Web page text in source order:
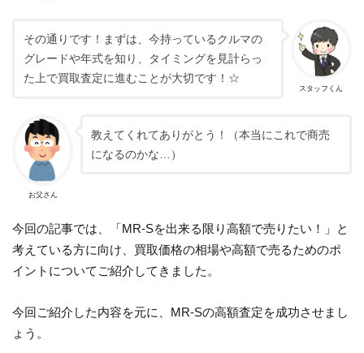
スタッフくん
その通りです！まずは、今持っているクルマの
グレードや年式を知り、タイミングを見計らっ
た上で買取査定に進むことが大切です！☆
お父さん
教えてくれてありがとう！（本当にこれで商売
になるのかな…）
今回の記事では、「MR-Sを出来る限り高額で売りたい！」と
考えている方に向け、買取価格の相場や高額で売るためのポ
イントについてご紹介してきました。
今回ご紹介した内容を元に、MR-Sの高額査定を成功させまし
ょう。